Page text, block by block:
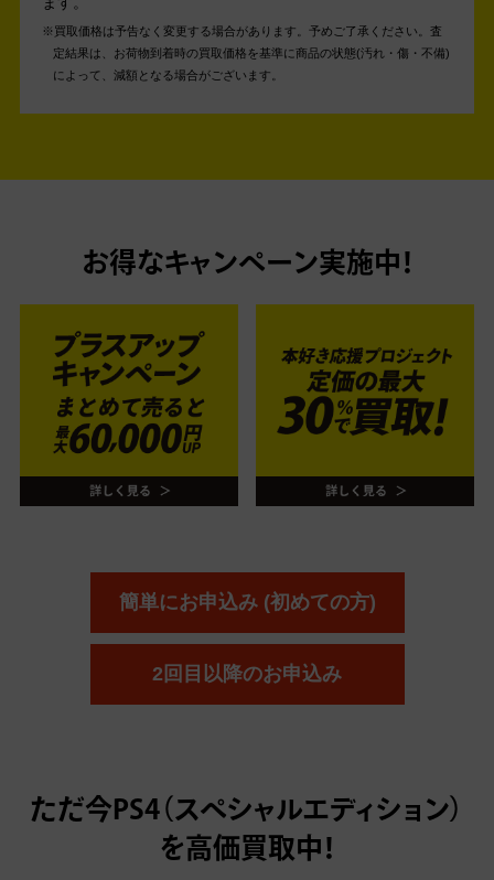
買取価格は予告なく変更する場合があります。予めご了承ください。 査
定結果は、お荷物到着時の買取価格を基準に商品の状態(汚れ・傷・不備)
によって、減額となる場合がございます。
お得なキャンペーン実施中！
簡単にお申込み (初めての方)
2回目以降のお申込み
ただ今 PS4（スペシャルエディション）
を高価買取中！